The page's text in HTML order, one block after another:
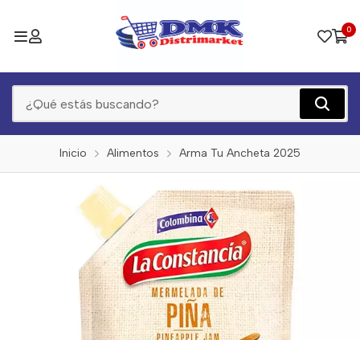
0
Inicio Alimentos Arma Tu Ancheta 2025